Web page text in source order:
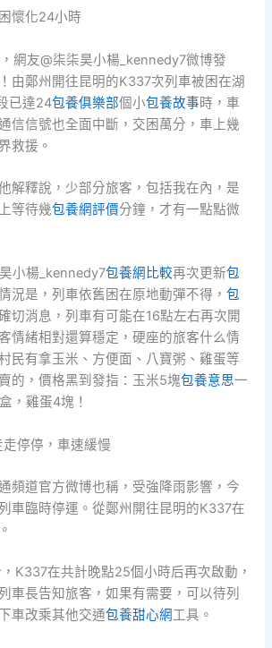
懷化24小時
網友@柒柒昊小楊_kennedy7微博發
由鄭州開往昆明的K337次列車被困在湖
已達24包養俱樂部個小包養故事時，車
信信號也全面中斷，交困萬分，車上幾
救援。
解釋說，少部分旅客，包括我在內，是
等待幾包養網評價分鐘，才有一點點微
小楊_kennedy7包養網比較再次更新包
況是，列車依舊困在原地動彈不得，包
切消息，列車有可能在16點左右再次開
情緒相對還算穩定，硬座的旅客什么情
民有拿玉米、方便面、八寶粥、雞蛋等
的，價格黑到發指：玉米5塊包養意思一
，雞蛋4塊！
停停，車速緩慢
頻道官方微博也稱，受強降雨影響，今
車臨時停運。從鄭州開往昆明的K337在
K337在共計晚點25個小時后再次啟動，
車長告知旅客，如果有需要，可以待列
車改乘其他交通包養甜心網工具。